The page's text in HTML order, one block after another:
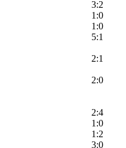
3:2
1:0
1:0
5:1
2:1
2:0
2:4
1:0
1:2
3:0